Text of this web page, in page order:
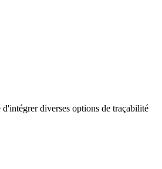
diverses options de traçabilité